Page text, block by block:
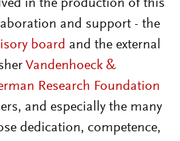
in the production of this
and support - the
board and the external
Vandenhoeck &
Research Foundation
and especially the many
dedication, competence,